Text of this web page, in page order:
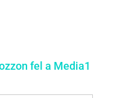
fel a Media1